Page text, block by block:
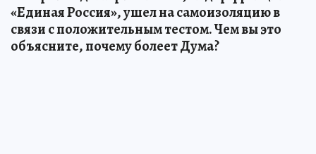
«Единая Россия», ушел на самоизоляцию в
связи с положительным тестом. Чем вы это
объясните, почему болеет Дума?